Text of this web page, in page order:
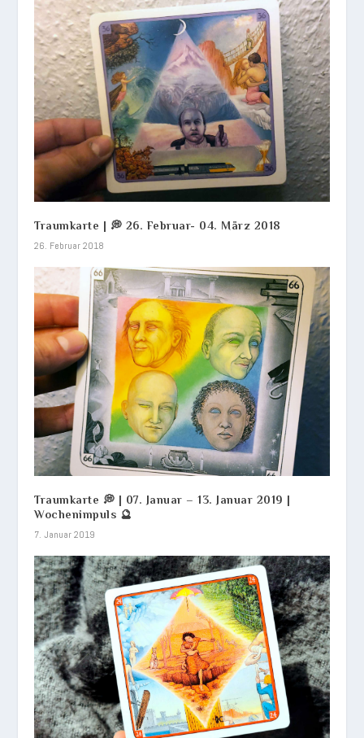
Traumkarte | 💭 26. Februar- 04. März 2018
26. Februar 2018
Traumkarte 💭 | 07. Januar – 13. Januar 2019 |
Wochenimpuls 🔮
7. Januar 2019